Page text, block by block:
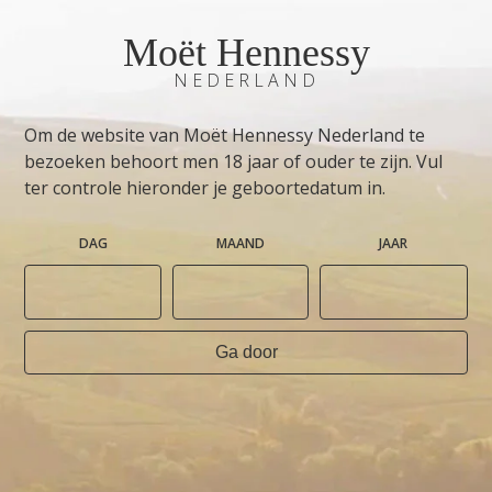
Moët Hennessy
NEDERLAND
Om de website van Moët Hennessy Nederland te
bezoeken behoort men 18 jaar of ouder te zijn. Vul
ter controle hieronder je geboortedatum in.
DAG MAAND JAAR